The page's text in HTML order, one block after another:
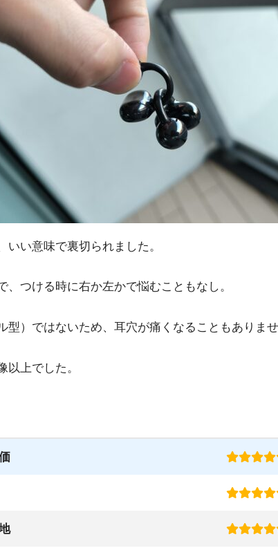
いい意味で裏切られました。
、つける時に右か左かで悩むこともなし。
型）ではないため、耳穴が痛くなることもありませ
以上でした。